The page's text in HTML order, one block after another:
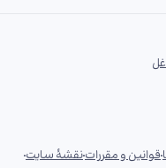
قوانین و مقرراتنقشهٔ سایت